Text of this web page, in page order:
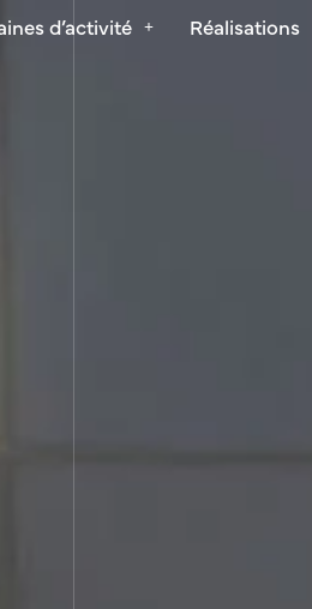
d’activité Réalisations